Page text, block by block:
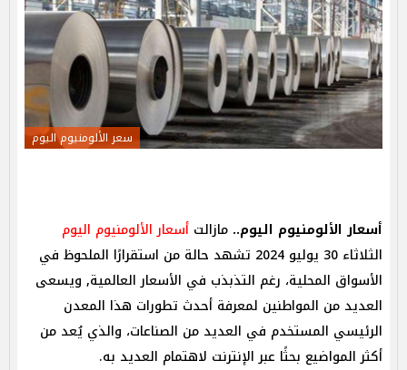
سعر الألومنيوم اليوم
أسعار الألومنيوم اليوم.. مازالت أسعار الألومنيوم اليوم
الثلاثاء 30 يوليو 2024 تشهد حالة من استقرارًا الملحوظ في
الأسواق المحلية، رغم التذبذب في الأسعار العالمية, ويسعى
العديد من المواطنين لمعرفة أحدث تطورات هذا المعدن
الرئيسي المستخدم في العديد من الصناعات، والذي يُعد من
أكثر المواضيع بحثًا عبر الإنترنت لاهتمام العديد به.